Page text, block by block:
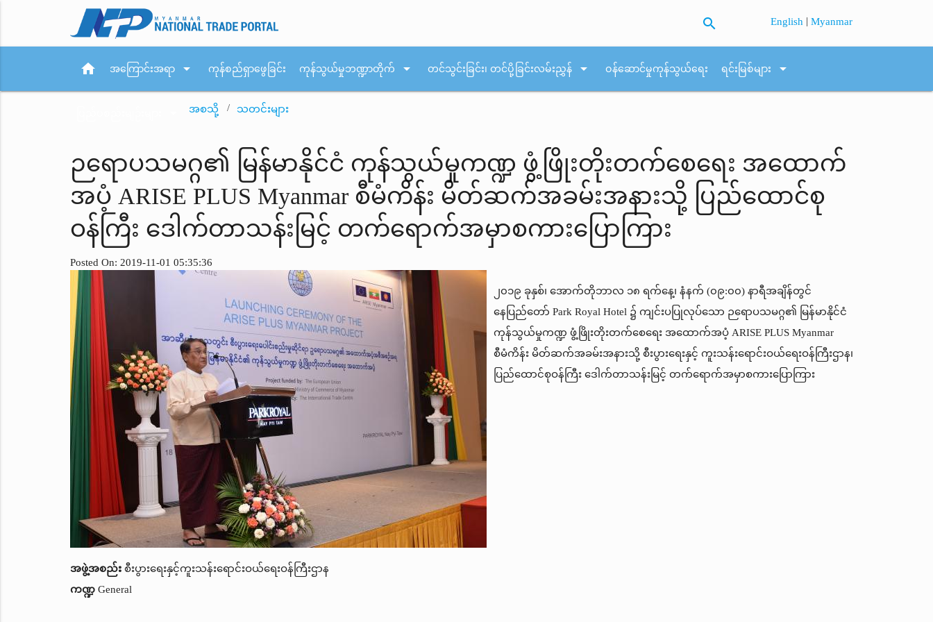
search English |Myanmar
home အကြောင်းအရာ arrow_drop_down ကုန်စည်ရှာဖွေခြင်း ကုန်သွယ်မှုဘဏ္ဍာတိုက် arrow_drop_down တင်သွင်းခြင်း၊ တင်ပို့ခြင်းလမ်းညွှန် arrow_drop_down ဝန်ဆောင်မှုကုန်သွယ်ရေး ရင်းမြစ်များ arrow_drop_down
အစသို့ သတင်းများ
ဉရောပသမဂ္ဂ၏ မြန်မာနိုင်ငံ ကုန်သွယ်မှုကဏ္ဍ ဖွံ့ဖြိုးတိုးတက်စေရေး အထောက်
အပံ့ ARISE PLUS Myanmar စီမံကိန်း မိတ်ဆက်အခမ်းအနားသို့ ပြည်ထောင်စု
ဝန်ကြီး ဒေါက်တာသန်းမြင့် တက်ရောက်အမှာစကားပြောကြား
Posted On: 2019-11-01 05:35:36
၂၀၁၉ ခုနှစ်၊ အောက်တိုဘာလ ၁၈ ရက်နေ့၊ နံနက် (၀၉:၀၀) နာရီအချိန်တွင်
နေပြည်တော် Park Royal Hotel ၌ ကျင်းပပြုလုပ်သော ဉရောပသမဂ္ဂ၏ မြန်မာနိုင်ငံ
ကုန်သွယ်မှုကဏ္ဍ ဖွံ့ဖြိုးတိုးတက်စေရေး အထောက်အပံ့ ARISE PLUS Myanmar
စီမံကိန်း မိတ်ဆက်အခမ်းအနားသို့ စီးပွားရေးနှင့် ကူးသန်းရောင်းဝယ်ရေးဝန်ကြီးဌာန၊
ပြည်ထောင်စုဝန်ကြီး ဒေါက်တာသန်းမြင့် တက်ရောက်အမှာစကားပြောကြား
အဖွဲ့အစည်းစီးပွားရေးနှင့်ကူးသန်းရောင်းဝယ်ရေးဝန်ကြီးဌာန
ကဏ္ဍGeneral